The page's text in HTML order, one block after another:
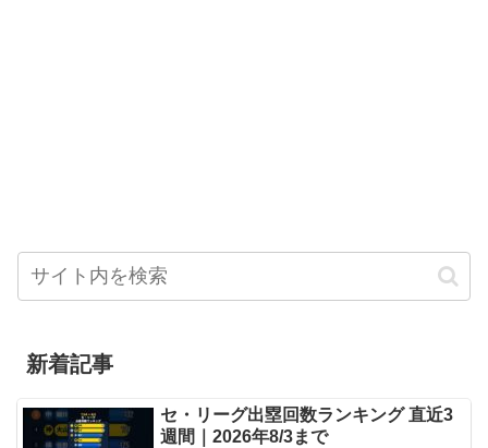
新着記事
セ・リーグ出塁回数ランキング 直近3
週間｜2026年8/3まで